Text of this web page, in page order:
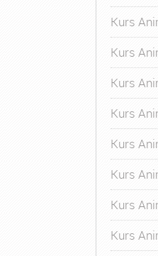
Kurs
Kurs
Kurs
Kurs
Kurs
Kurs
Kurs
Kurs